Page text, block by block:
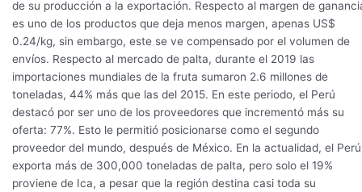
de su producción a la exportación. Respecto al margen de
es uno de los productos que deja menos margen, apenas US$
0.24/kg, sin embargo, este se ve compensado por el volumen de
envíos. Respecto al mercado de palta, durante el 2019 las
importaciones mundiales de la fruta sumaron 2.6 millones de
toneladas, 44% más que las del 2015. En este periodo, el Perú
destacó por ser uno de los proveedores que incrementó más su
oferta: 77%. Esto le permitió posicionarse como el segundo
proveedor del mundo, después de México. En la actualidad, el Perú
exporta más de 300,000 toneladas de palta, pero solo el 19%
proviene de Ica, a pesar que la región destina casi toda su